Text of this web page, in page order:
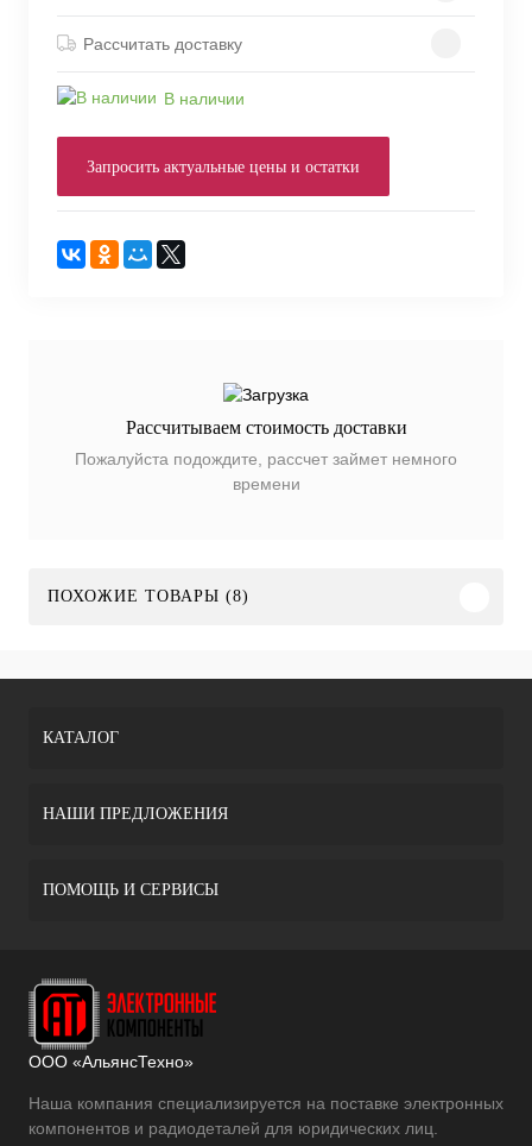
Рассчитать доставку
В наличии
Запросить актуальные цены и остатки
Рассчитываем стоимость доставки
Пожалуйста подождите, рассчет займет немного
времени
ПОХОЖИЕ ТОВАРЫ (8)
КАТАЛОГ
НАШИ ПРЕДЛОЖЕНИЯ
ПОМОЩЬ И СЕРВИСЫ
ООО «АльянсТехно»
Наша компания специализируется на поставке электронных
компонентов и радиодеталей для юридических лиц.